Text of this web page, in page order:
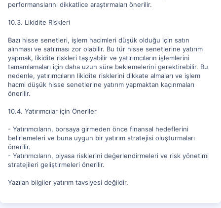
performanslarını dikkatlice araştırmaları önerilir.
10.3. Likidite Riskleri
Bazı hisse senetleri, işlem hacimleri düşük olduğu için satın
alınması ve satılması zor olabilir. Bu tür hisse senetlerine yatırım
yapmak, likidite riskleri taşıyabilir ve yatırımcıların işlemlerini
tamamlamaları için daha uzun süre beklemelerini gerektirebilir. Bu
nedenle, yatırımcıların likidite risklerini dikkate almaları ve işlem
hacmi düşük hisse senetlerine yatırım yapmaktan kaçınmaları
önerilir.
10.4. Yatırımcılar için Öneriler
- Yatırımcıların, borsaya girmeden önce finansal hedeflerini
belirlemeleri ve buna uygun bir yatırım stratejisi oluşturmaları
önerilir.
- Yatırımcıların, piyasa risklerini değerlendirmeleri ve risk yönetimi
stratejileri geliştirmeleri önerilir.
Yazılan bilgiler yatırım tavsiyesi değildir.